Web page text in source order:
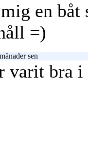
en båt
=)
sen
varit bra